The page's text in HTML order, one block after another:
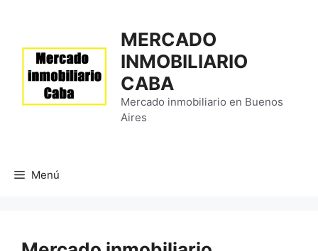
contenido
MERCADO
INMOBILIARIO
CABA
Mercado inmobiliario en Buenos
Aires
Menú